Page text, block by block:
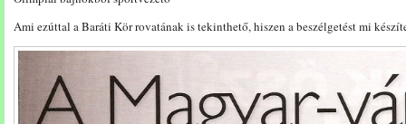
Ami ezúttal a Baráti Kör rovatának is tekinthető, hiszen a beszélgetést mi